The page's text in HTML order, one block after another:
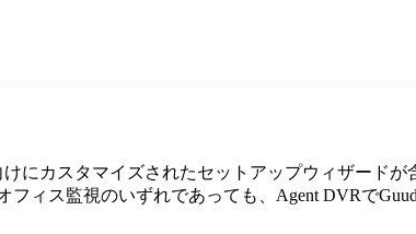
にカスタマイズされたセットアップウィザード
ィス監視のいずれであっても、Agent DVRで